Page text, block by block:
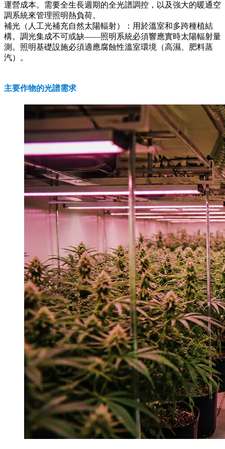
運營成本。需要全生長週期的全光譜調控，以及強大的暖通空
調系統來管理照明熱負荷。
補光（人工光補充自然太陽輻射）：用於溫室和多跨種植結
構。調光集成不可或缺——照明系統必須響應實時太陽輻射量
測。照明基礎設施必須適應腐蝕性溫室環境（高濕、肥料蒸
汽）。
主要作物的光譜需求